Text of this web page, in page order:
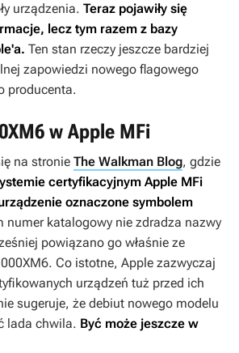
urządzenia. Teraz pojawiły się
lecz tym razem z bazy
Ten stan rzeczy jeszcze bardziej
zapowiedzi nowego flagowego
producenta.
w Apple MFi
na stronie The Walkman Blog, gdzie
certyfikacyjnym Apple MFi
oznaczone symbolem
numer katalogowy nie zdradza nazwy
powiązano go właśnie ze
Co istotne, Apple zazwyczaj
urządzeń tuż przed ich
sugeruje, że debiut nowego modelu
lada chwila. Być może jeszcze w